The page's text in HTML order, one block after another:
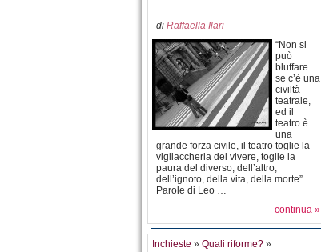
di Raffaella Ilari
“Non si
può
bluffare
se c’è una
civiltà
teatrale,
ed il
teatro è
una
grande forza civile, il teatro toglie la
vigliaccheria del vivere, toglie la
paura del diverso, dell’altro,
dell’ignoto, della vita, della morte”.
Parole di Leo …
continua »
Inchieste » Quali riforme? »